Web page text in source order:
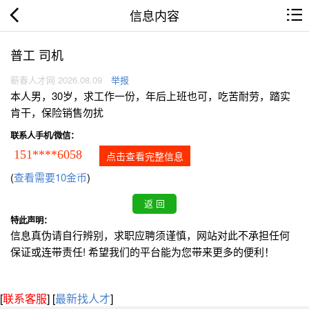
信息内容
普工 司机
蕲春人才网 2026.08.09 举报
本人男，30岁，求工作一份，年后上班也可，吃苦耐劳，踏实
肯干，保险销售勿扰
联系人手机/微信：
151****6058 点击查看完整信息
(查看需要10金币)
特此声明：
信息真伪请自行辨别，求职应聘须谨慎，网站对此不承担任何
保证或连带责任! 希望我们的平台能为您带来更多的便利！
[联系客服] [最新找人才]